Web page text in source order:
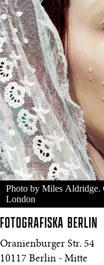
Photo by Miles Aldridge.
London
FOTOGRAFISKA BERLIN
Oranienburger Str. 54
10117 Berlin - Mitte